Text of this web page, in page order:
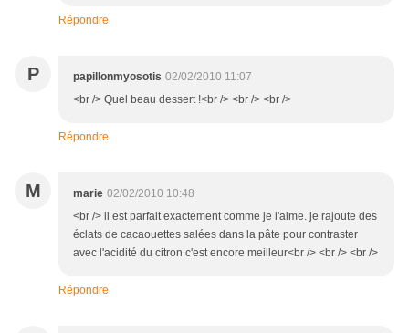
Répondre
P papillonmyosotis 02/02/2010 11:07
<br /> Quel beau dessert !<br /> <br /> <br />
Répondre
M marie 02/02/2010 10:48
<br /> il est parfait exactement comme je l'aime. je rajoute des
éclats de cacaouettes salées dans la pâte pour contraster
avec l'acidité du citron c'est encore meilleur<br /> <br /> <br />
Répondre